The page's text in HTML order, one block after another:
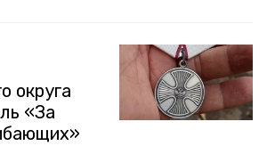
округа
«За